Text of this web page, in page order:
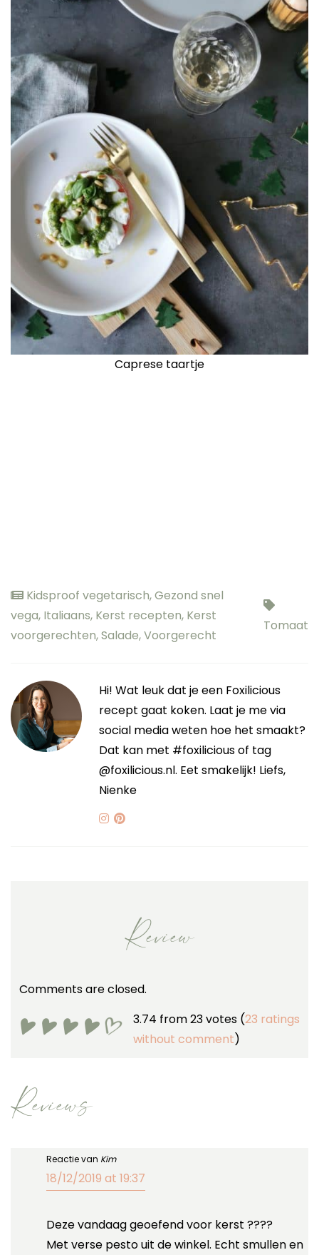
Caprese taartje
Kidsproof vegetarisch,Gezond snel
vega, Italiaans, Kerst recepten, Kerst
voorgerechten,Salade,Voorgerecht
Tomaat
Hi! Wat leuk dat je een Foxilicious
recept gaat koken. Laat je me via
social media weten hoe het smaakt?
Dat kan met #foxilicious of tag
@foxilicious.nl. Eet smakelijk! Liefs,
Nienke
Review
Comments are closed.
3.74 from 23 votes (23 ratings
without comment)
Reviews
Reactie van Kim
18/12/2019 at 19:37
Deze vandaag geoefend voor kerst ????
Met verse pesto uit de winkel. Echt smullen en